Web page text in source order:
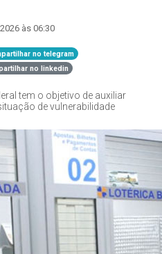
às 06:30
no telegram
no linkedin
tem o objetivo de auxiliar
de vulnerabilidade